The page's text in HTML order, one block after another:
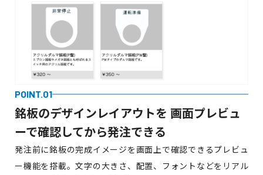
POINT.01
銘板のデザインレイアウトを 画面プレビュ
ーで確認してから発注できる
発注前に銘板の完成イメージを画面上で確認できるプレビュ
ー機能を搭載。文字の大きさ、配置、フォントなどをリアル